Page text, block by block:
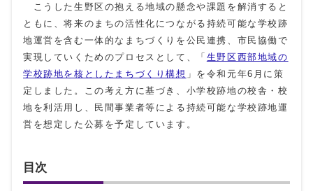
こうした生野区の抱える地域の懸念や課題を解消すると
ともに、将来のまちの活性化につながる持続可能な学校跡
地運営を含む一体的なまちづくりを公民連携、市民協働で
実現していくためのプロセスとして、「 生野区西部地域の
学校跡地を核としたまちづくり構想 」を令和元年6月に策
定しました。この考え方に基づき、小学校跡地の校舎・校
地を利活用し、民間事業者等による持続可能な学校跡地運
営を想定した公募を予定しています。
目次